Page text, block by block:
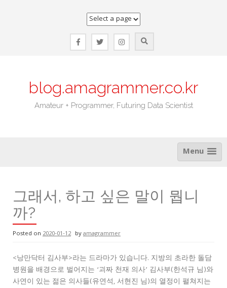
blog.amagrammer.co.kr
Amateur + Programmer, Futuring Data Scientist
Menu
그래서, 하고 싶은 말이 뭡니
까?
Posted on 2020-01-12 byamagrammer
<낭만닥터 김사부>라는 드라마가 있습니다. 지방의 초라한 돌담
병원을 배경으로 벌어지는 ‘괴짜 천재 의사’ 김사부(한석규 님)와
사연이 있는 젊은 의사들(유연석, 서현진 님)의 열정이 펼쳐지는